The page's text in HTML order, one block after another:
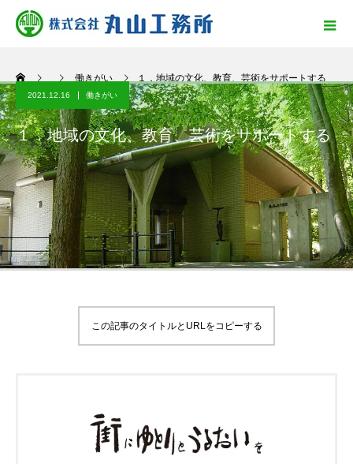
働きがい １．地域の文化、教育、芸術をサポートする
2021.12.16 働きがい
１．地域の文化、教育、芸術をサポートする
この記事のタイトルとURLをコピーする